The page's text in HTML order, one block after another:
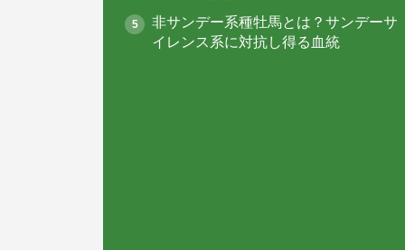
非サンデー系種牡馬とは？サンデーサ
イレンス系に対抗し得る血統